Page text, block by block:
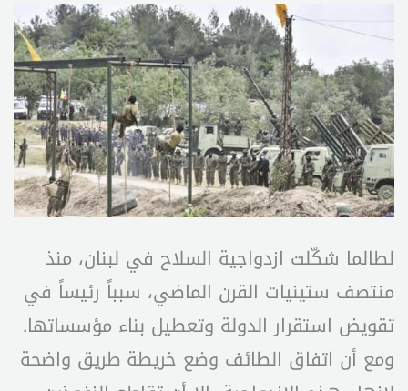
لطالما شكّلت ازدواجية السلاح في لبنان، منذ
منتصف ستينيات القرن الماضي، سبباً رئيساً في
تقويض استقرار الدولة وتعطيل بناء مؤسساتها.
ومع أن اتفاق الطائف وضع خريطة طريق واضحة